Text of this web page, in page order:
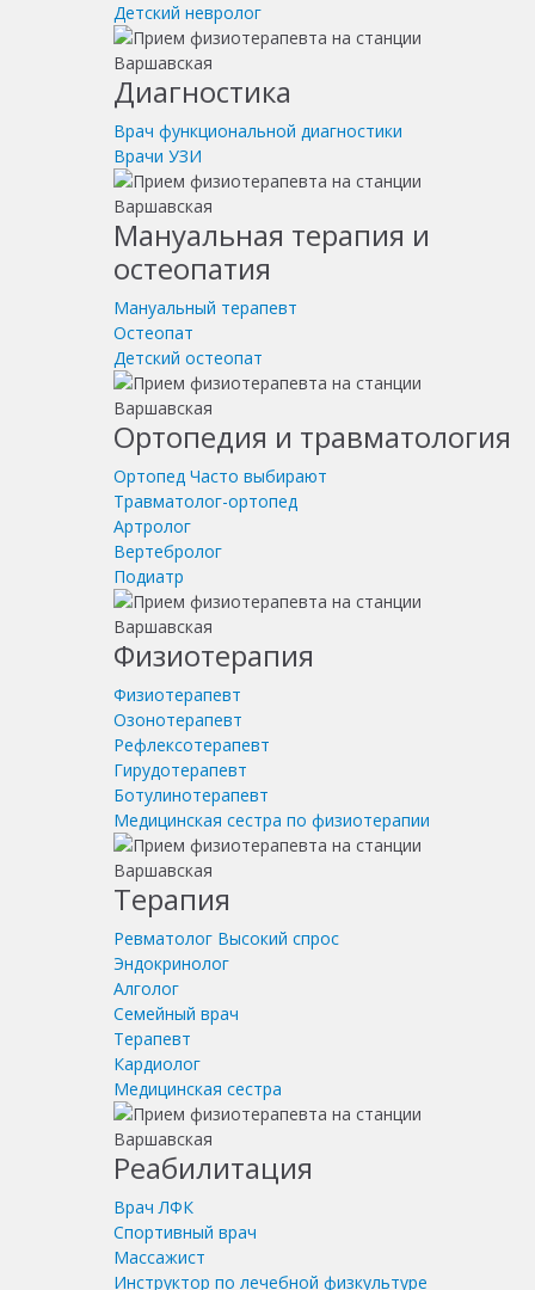
Детский невролог
Диагностика
Врач функциональной диагностики
Врачи УЗИ
Мануальная терапия и
остеопатия
Мануальный терапевт
Остеопат
Детский остеопат
Ортопедия и травматология
Ортопед Часто выбирают
Травматолог-ортопед
Артролог
Вертебролог
Подиатр
Физиотерапия
Физиотерапевт
Озонотерапевт
Рефлексотерапевт
Гирудотерапевт
Ботулинотерапевт
Медицинская сестра по физиотерапии
Терапия
Ревматолог Высокий спрос
Эндокринолог
Алголог
Семейный врач
Терапевт
Кардиолог
Медицинская сестра
Реабилитация
Врач ЛФК
Спортивный врач
Массажист
Инструктор по лечебной физкультуре